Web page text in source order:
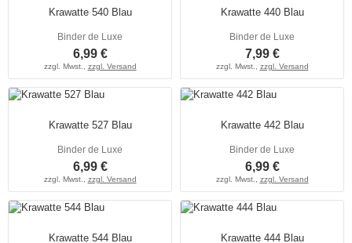
Krawatte 540 Blau
Binder de Luxe
6,99 €
zzgl. Mwst., zzgl. Versand
Krawatte 440 Blau
Binder de Luxe
7,99 €
zzgl. Mwst., zzgl. Versand
Krawatte 527 Blau
Binder de Luxe
6,99 €
zzgl. Mwst., zzgl. Versand
Krawatte 442 Blau
Binder de Luxe
6,99 €
zzgl. Mwst., zzgl. Versand
Krawatte 544 Blau Krawatte 444 Blau